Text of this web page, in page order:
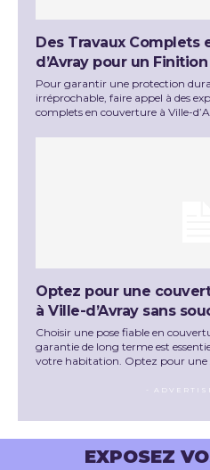
Des Travaux Complets
d’Avray pour un
Pour garantir une protection
irréprochable, faire appel à des
complets en couverture à Ville-
Optez pour une
à Ville-d’Avray sans
Choisir une pose fiable en
garantie de long terme est
votre habitation. Optez pour une
-
EXPOSEZ